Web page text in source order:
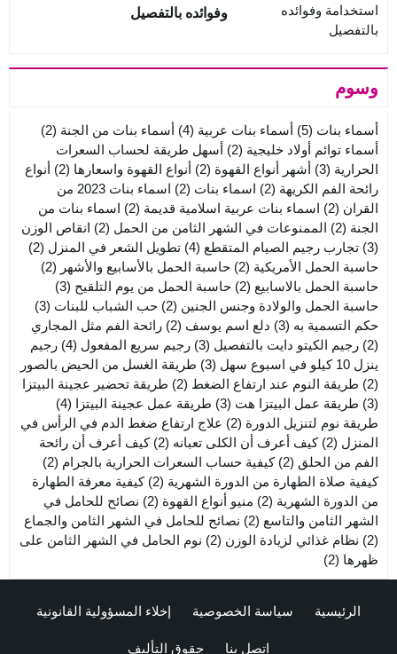
وفوائده بالتفصيل
وسوم
أسماء بنات (5) أسماء بنات عربية (4) أسماء بنات من الجنة (2)
أسماء توائم أولاد خليجية (2)
أسهل طريقة لحساب السعرات
الحرارية (3) أشهر أنواع القهوة (2) أنواع القهوة واسعارها (2)
أنواع
رائحة الفم الكريهة (2) اسماء بنات (2)
اسماء بنات 2023 من
القران (2) اسماء بنات عربية اسلامية قديمة (2)
اسماء بنات من
الجنة (2) الممنوعات في الشهر الثامن من الحمل (2)
انقاص الوزن
(3)
تجارب رجيم الصيام المتقطع (4) تطويل الشعر في المنزل (2)
حاسبة الحمل الأمريكية (2) حاسبة الحمل بالأسابيع والأشهر (2)
حاسبة الحمل بالاسابيع (2) حاسبة الحمل من يوم التلقيح (3)
حاسبة الحمل والولادة وجنس الجنين (2) حب الشباب للبنات (3)
حكم التسمية به (3) دلع اسم يوسف (2)
رائحة الفم مثل المجاري
(2)
رجيم الكيتو دايت بالتفصيل (3) رجيم سريع المفعول (4)
رجيم
ينزل 10 كيلو في اسبوع سهل
(3)
طريقة الغسل من الحيض بالصور
(2)
طريقة النوم عند ارتفاع الضغط (2)
طريقة تحضير عجينة البيتزا
(3)
طريقة عمل البيتزا هت (3) طريقة عمل عجينة البيتزا (4)
طريقة نوم لتنزيل الدورة (2)
علاج ارتفاع ضغط الدم في الرأس في
المنزل (2) كيف أعرف أن الكلى تعبانه (2)
كيف أعرف أن رائحة
الفم من الحلق (2) كيفية حساب السعرات الحرارية بالجرام (2)
كيفية صلاة الطهارة من الدورة الشهرية (2)
كيفية معرفة الطهارة
من الدورة الشهرية (2) منيو أنواع القهوة (2)
نصائح للحامل في
الشهر الثامن والتاسع (2)
نصائح للحامل في الشهر الثامن والجماع
(2)
نظام غذائي لزيادة الوزن (2)
نوم الحامل في الشهر الثامن على
ظهرها (2)
الرئيسية سياسة الخصوصية إخلاء المسؤولية القانونية
اتصل بنا حقوق التأليف